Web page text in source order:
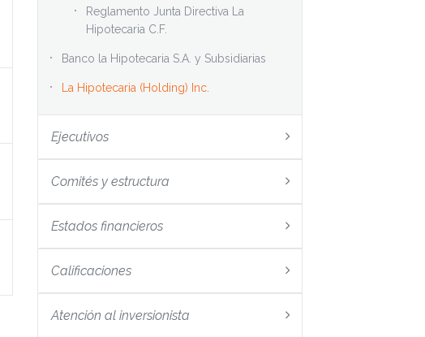
Reglamento Junta Directiva La
Hipotecaria C.F.
Banco la Hipotecaria S.A. y Subsidiarias
La Hipotecaria (Holding) Inc.
Ejecutivos
Comités y estructura
Estados financieros
Calificaciones
Atención al inversionista